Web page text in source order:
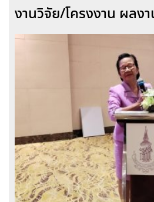
งานวิจัย/โครงงาน ผลง